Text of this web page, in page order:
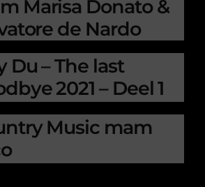
Marisa Donato &
de Nardo
Du – The last
2021 – Deel 1
Music mam